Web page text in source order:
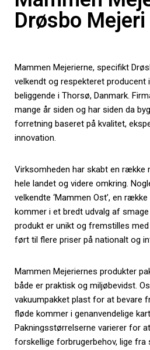
Drøsbo
Mammen Mejerierne, specifikt
velkendt og respekteret producent
beliggende i Thorsø, Danmark.
mange år siden og har siden da
forretning baseret på kvalitet,
innovation.
Virksomheden har skabt en række
hele landet og videre omkring.
velkendte ‘Mammen Ost’, en
kommer i et bredt udvalg af
produkt er unikt og fremstilles
ført til flere priser på nationalt og
Mammen Mejeriernes produkter
både er praktisk og miljøbevidst.
vakuumpakket plast for at bevare
fløde kommer i genanvendelige
Pakningsstørrelserne varierer for
forskellige forbrugerbehov, lige fra